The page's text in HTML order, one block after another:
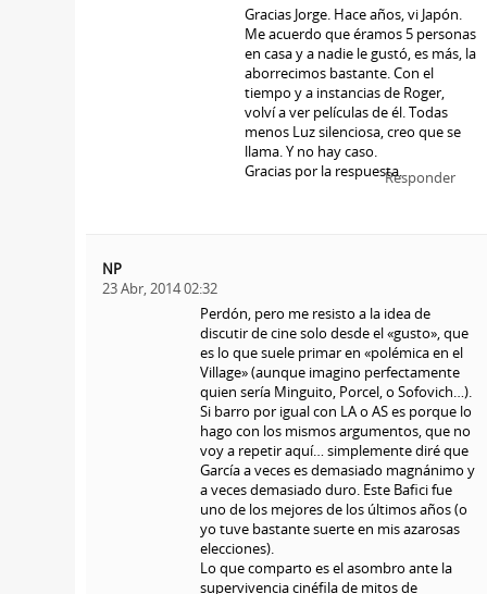
Gracias Jorge. Hace años, vi Japón.
Me acuerdo que éramos 5 personas
en casa y a nadie le gustó, es más, la
aborrecimos bastante. Con el
tiempo y a instancias de Roger,
volví a ver películas de él. Todas
menos Luz silenciosa, creo que se
llama. Y no hay caso.
Gracias por la respuesta.Responder
NP
23 Abr, 2014 02:32
Perdón, pero me resisto a la idea de
discutir de cine solo desde el «gusto», que
es lo que suele primar en «polémica en el
Village» (aunque imagino perfectamente
quien sería Minguito, Porcel, o Sofovich…).
Si barro por igual con LA o AS es porque lo
hago con los mismos argumentos, que no
voy a repetir aquí… simplemente diré que
García a veces es demasiado magnánimo y
a veces demasiado duro. Este Bafici fue
uno de los mejores de los últimos años (o
yo tuve bastante suerte en mis azarosas
elecciones).
Lo que comparto es el asombro ante la
supervivencia cinéfila de mitos de